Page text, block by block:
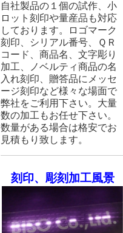
自社製品の１個の試作、小
ロット刻印や量産品も対応
しております。ロゴマーク
刻印、シリアル番号、ＱＲ
コード、商品名、文字彫り
加工、ノベルティ商品の名
入れ刻印、贈答品にメッセ
ージ刻印など様々な場面で
弊社をご利用下さい。大量
数の加工もお任せ下さい。
数量がある場合は格安でお
見積もり致します。
刻印、彫刻加工風景